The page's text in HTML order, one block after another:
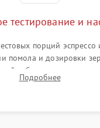
тестирование и
порций эспрессо
помола и дозировки
таблетки,
Контроль
Подробнее